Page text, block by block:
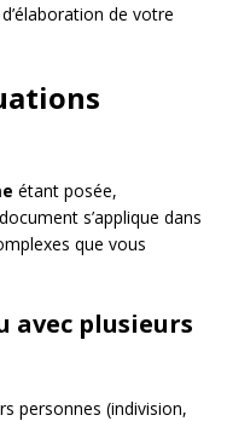
de votre
étant posée,
s’applique dans
que vous
avec plusieurs
personnes (indivision,